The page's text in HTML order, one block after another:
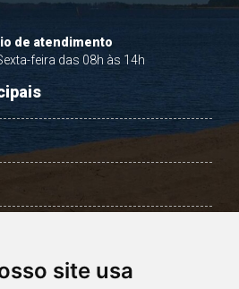
site usa
de atendimento
feira das 08h às 14h
e Meio Ambiente